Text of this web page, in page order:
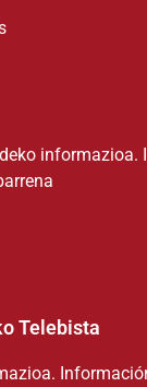
informazioa.
Telebista